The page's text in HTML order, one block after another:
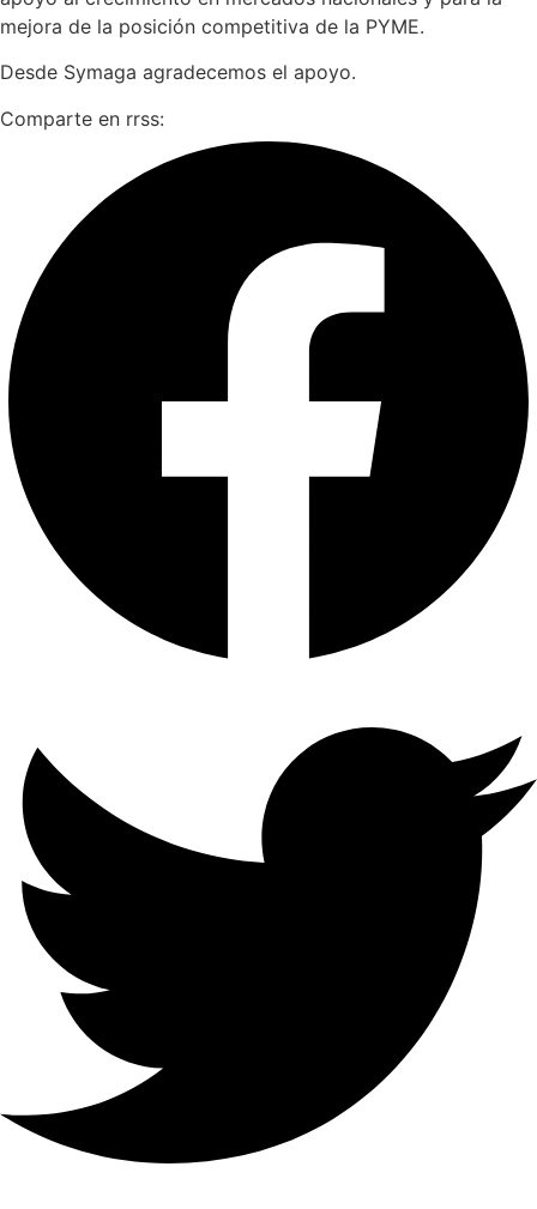
mejora de la posición competitiva de la PYME.
Desde Symaga agradecemos el apoyo.
Comparte en rrss: